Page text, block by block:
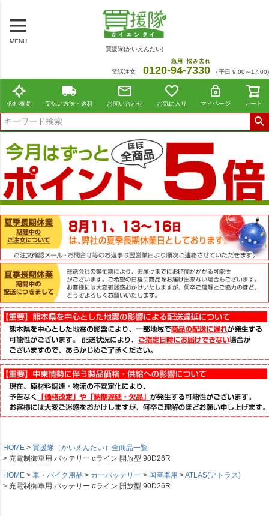
MENU
買援隊(かいえんたい)
電話注文 0120-94
急用
-7330
悩み去れ
（平日 9:00～17:00)
会社概要 支払い方法・送料 お問い合わせ お気に入り マイページ カート
HOME
買援隊（かいえんたい）全商品一覧
充電制御車用 バッテリー αライン 開放型 90D26R
HOME
車・バイク用品 カーバッテリー 国産車用
ATLAS(アトラス)
充電制御車用 バッテリー αライン 開放型 90D26R